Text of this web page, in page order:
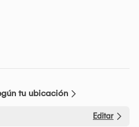
tu ubicación
Editar